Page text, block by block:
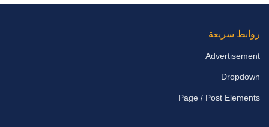
روابط سريعة
Advertisement
Dropdown
Page / Post Elements